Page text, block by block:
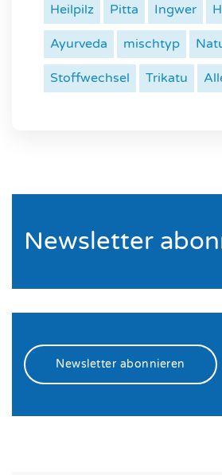
Heilpilz Pitta Ingwer
Ayurveda mischtyp
Stoffwechsel Trikatu
Newsletter
Newsletter abonnieren